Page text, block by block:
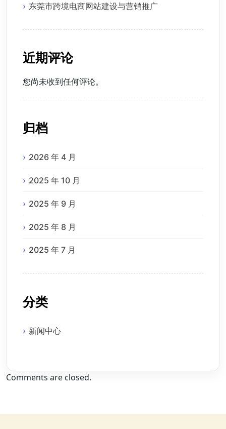
东莞市跨境电商网站建设与营销推广
近期评论
您尚未收到任何评论。
归档
2026 年 4 月
2025 年 10 月
2025 年 9 月
2025 年 8 月
2025 年 7 月
分类
新闻中心
Comments are closed.